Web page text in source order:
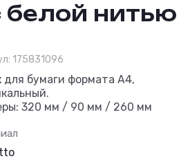
белой нитью
175831096
для бумаги формата А4,
320 мм / 90 мм / 260 мм